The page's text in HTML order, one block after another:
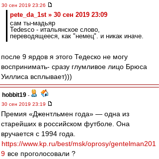
30 сен 2019 23:26
pete_da_1st » 30 сен 2019 23:09
сам ты-мадьяр
Tedesco - итальянское слово,
переводящееся, как "немец". и никак иначе.
после 9 ярдов я этого Тедеско не могу
воспринимать- сразу глумливое лицо Брюса
Уиллиса всплывает)))
hobbit19 -
30 сен 2019 23:19
Премия «Джентльмен года» — одна из
старейших в российском футболе. Она
вручается с 1994 года.
https://www.kp.ru/best/msk/oprosy/gentelman201
9 все проголосовали ?